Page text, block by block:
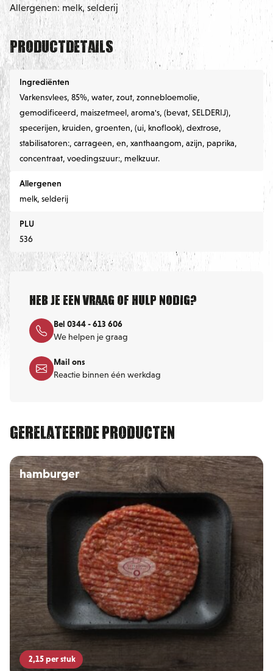
Allergenen: melk, selderij
Productdetails
Ingrediënten
Varkensvlees, 85%, water, zout, zonnebloemolie,
gemodificeerd, maiszetmeel, aroma's, (bevat, SELDERIJ),
specerijen, kruiden, groenten, (ui, knoflook), dextrose,
stabilisatoren:, carrageen, en, xanthaangom, azijn, paprika,
concentraat, voedingszuur:, melkzuur.
Allergenen
melk, selderij
PLU
536
Heb je een vraag of hulp nodig?
Bel 0344 - 613 606
We helpen je graag
Mail ons
Reactie binnen één werkdag
Gerelateerde producten
hamburger
2,15per stuk